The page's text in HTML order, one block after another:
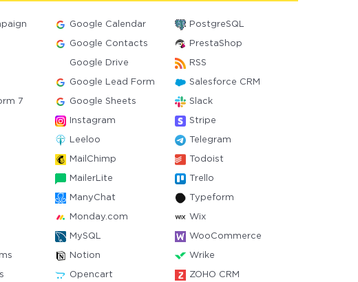
Google Calendar PostgreSQL
Google Contacts PrestaShop
Google Drive RSS
Google Lead Form Salesforce CRM
7 Google Sheets Slack
Instagram Stripe
Leeloo Telegram
MailChimp Todoist
MailerLite Trello
ManyChat Typeform
Monday.com Wix
MySQL WooCommerce
Notion Wrike
Opencart ZOHO CRM